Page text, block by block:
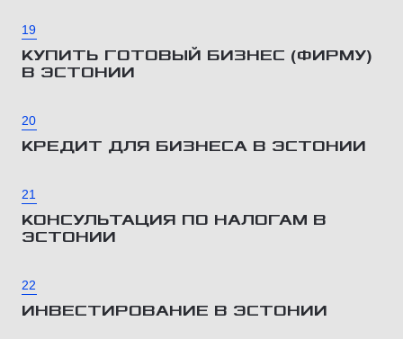
19
КУПИТЬ ГОТОВЫЙ БИЗНЕС (ФИРМУ)
В ЭСТОНИИ
20
КРЕДИТ ДЛЯ БИЗНЕСА В ЭСТОНИИ
21
КОНСУЛЬТАЦИЯ ПО НАЛОГАМ В
ЭСТОНИИ
22
ИНВЕСТИРОВАНИЕ В ЭСТОНИИ